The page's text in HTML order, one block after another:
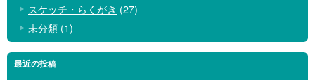
スケッチ・らくがき (27)
未分類 (1)
最近の投稿